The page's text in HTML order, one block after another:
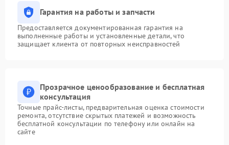
Гарантия на работы и запчасти
Предоставляется документированная гарантия на
выполненные работы и установленные детали, что
защищает клиента от повторных неисправностей
Прозрачное ценообразование и бесплатная
консультация
Точные прайс-листы, предварительная оценка стоимости
ремонта, отсутствие скрытых платежей и возможность
бесплатной консультации по телефону или онлайн на
сайте